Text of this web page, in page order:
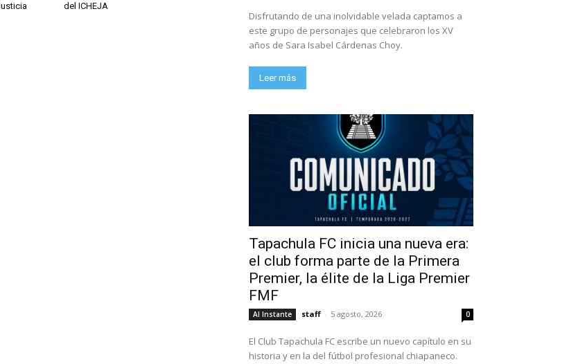
del ICHEJA
Disfrutando de una inolvidable velada captamos a
este grupo de personajes que celebraron los XV
años de Sara Isabel Cárdenas Choy.
Leer más
Tapachula FC inicia una nueva era:
el club forma parte de la Primera
Premier, la élite de la Liga Premier
FMF
Al Instante staff - 5 agosto, 2026 0
El Club Tapachula FC escribe un nuevo capítulo en su
historia y en la del fútbol profesional chiapaneco.